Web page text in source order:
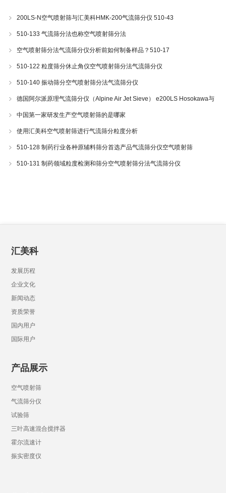
200LS-N空气喷射筛与汇美科HMK-200气流筛分仪 510-43
510-133 气流筛分法也称空气喷射筛分法
空气喷射筛分法气流筛分仪分析前如何制备样品？510-17
510-122 粒度筛分休止角仪空气喷射筛分法气流筛分仪
510-140 振动筛分空气喷射筛分法气流筛分仪
德国阿尔派原理气流筛分仪（Alpine Air Jet Sieve） e200LS Hosokawa与
200LS-N空气喷射筛分仪 510-34
中国第一家研发生产空气喷射筛的是哪家
使用汇美科空气喷射筛进行气流筛分粒度分析
510-128 制药行业各种原辅料筛分首选产品气流筛分仪空气喷射筛
510-131 制药领域粒度检测和筛分空气喷射筛分法气流筛分仪
汇美科
发展历程
企业文化
新闻动态
资质荣誉
国内用户
国际用户
产品展示
空气喷射筛
气流筛分仪
试验筛
三叶高速混合搅拌器
霍尔流速计
振实密度仪